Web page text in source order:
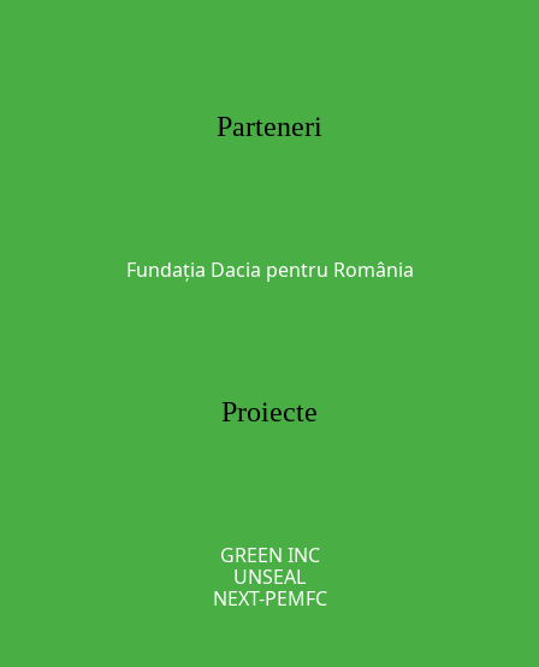
Parteneri
Fundația Dacia pentru România
Proiecte
GREEN INC
UNSEAL
NEXT-PEMFC